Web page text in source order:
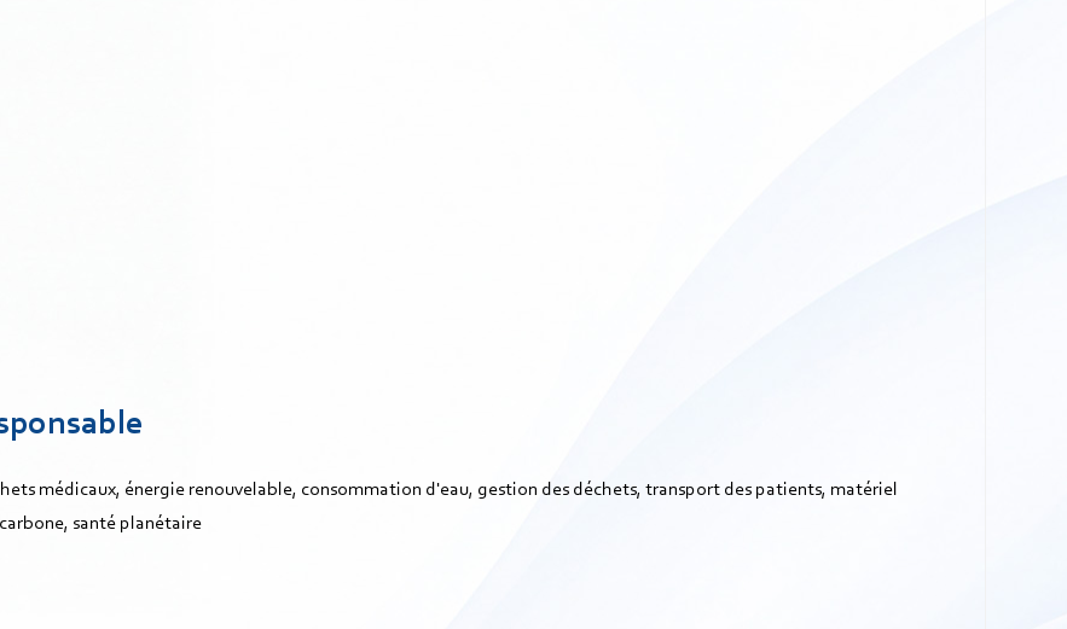
médicaux, énergie renouvelable, consommation d'eau, gestion des déchets, transport des patients, matériel
santé planétaire